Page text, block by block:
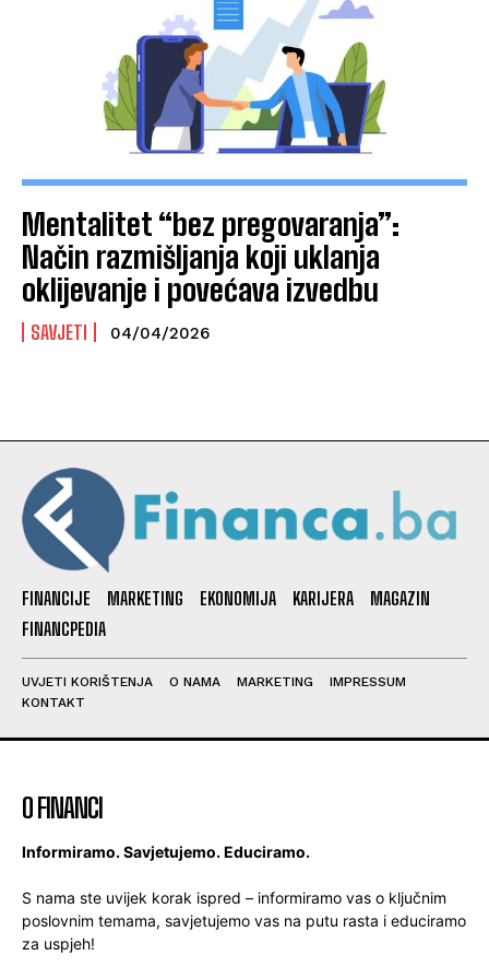
Mentalitet “bez pregovaranja”:
Način razmišljanja koji uklanja
oklijevanje i povećava izvedbu
SAVJETI 04/04/2026
FINANCIJE MARKETING EKONOMIJA KARIJERA
MAGAZIN
FINANCPEDIA
UVJETI KORIŠTENJA O NAMA MARKETING
IMPRESSUM
KONTAKT
O FINANCI
Informiramo. Savjetujemo. Educiramo.
S nama ste uvijek korak ispred – informiramo vas o ključnim
poslovnim temama, savjetujemo vas na putu rasta i educiramo
za uspjeh!